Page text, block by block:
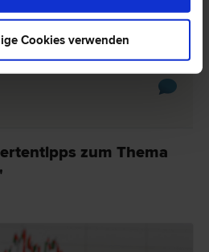
Cookies verwenden
zum Thema